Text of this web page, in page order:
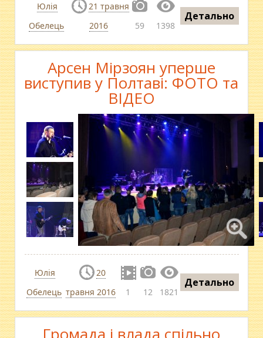
Юлія
Обелець
21 травня
2016
59 1398
Детально
Арсен Мірзоян уперше
виступив у Полтаві: ФОТО та
ВІДЕО
Юлія
Обелець
20
травня 2016
1 12 1821
Детально